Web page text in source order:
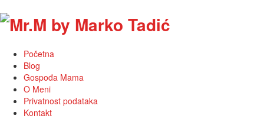
Početna
Blog
Gospođa Mama
O Meni
Privatnost podataka
Kontakt